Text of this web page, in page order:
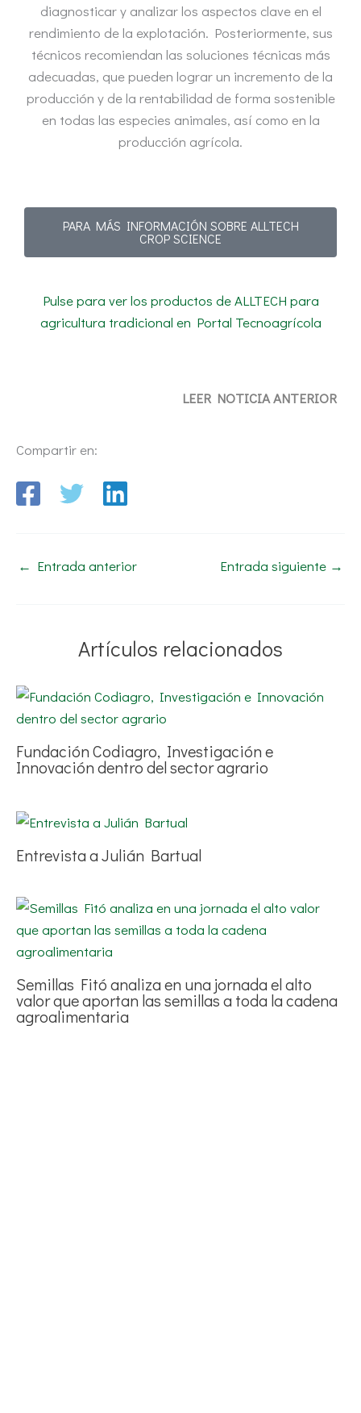
diagnosticar y analizar los aspectos clave en el
rendimiento de la explotación. Posteriormente, sus
técnicos recomiendan las soluciones técnicas más
adecuadas, que pueden lograr un incremento de la
producción y de la rentabilidad de forma sostenible
en todas las especies animales, así como en la
producción agrícola.
PARA MÁS INFORMACIÓN SOBRE ALLTECH
CROP SCIENCE
Pulse para ver los productos de ALLTECH para
agricultura tradicional en Portal Tecnoagrícola
LEER NOTICIA ANTERIOR
Compartir en:
← Entrada anterior Entrada siguiente →
Artículos relacionados
Fundación Codiagro, Investigación e
Innovación dentro del sector agrario
Entrevista a Julián Bartual
Semillas Fitó analiza en una jornada el alto
valor que aportan las semillas a toda la cadena
agroalimentaria